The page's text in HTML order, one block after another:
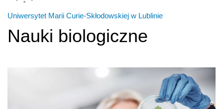
Uniwersytet Marii Curie-Skłodowskiej w Lublinie
Nauki biologiczne